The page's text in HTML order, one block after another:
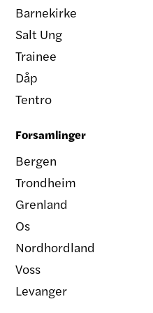
Barnekirke
Salt Ung
Trainee
Dåp
Tentro
Forsamlinger
Bergen
Trondheim
Grenland
Os
Nordhordland
Voss
Levanger